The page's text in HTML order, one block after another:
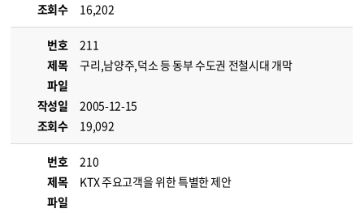
조회수
16,202
번호
211
제목
구리,남양주,덕소 등 동부 수도권 전철시대 개막
파일
작성일
2005-12-15
조회수
19,092
번호
210
제목
KTX 주요고객을 위한 특별한 제안
파일